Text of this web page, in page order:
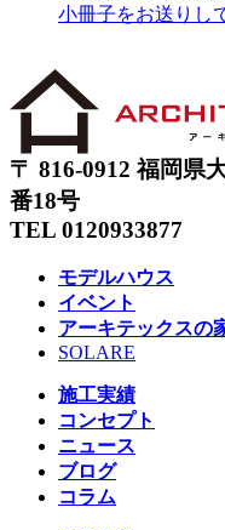
小冊子をお送りし
〒 816-0912 福岡県
番18号
TEL 0120933877
モデルハウス
イベント
アーキテックスの
SOLARE
施工実績
コンセプト
ニュース
ブログ
コラム